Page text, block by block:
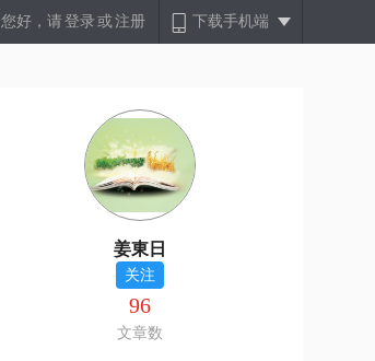
您好，请登录 或注册 下载手机端
姜東日
关注
96
文章数